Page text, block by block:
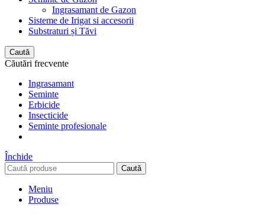
Ingrasamant de Gazon
Sisteme de Irigat si accesorii
Substraturi și Tăvi
Caută
Căutări frecvente
Ingrasamant
Seminte
Erbicide
Insecticide
Seminte profesionale
Închide
Caută
Meniu
Produse